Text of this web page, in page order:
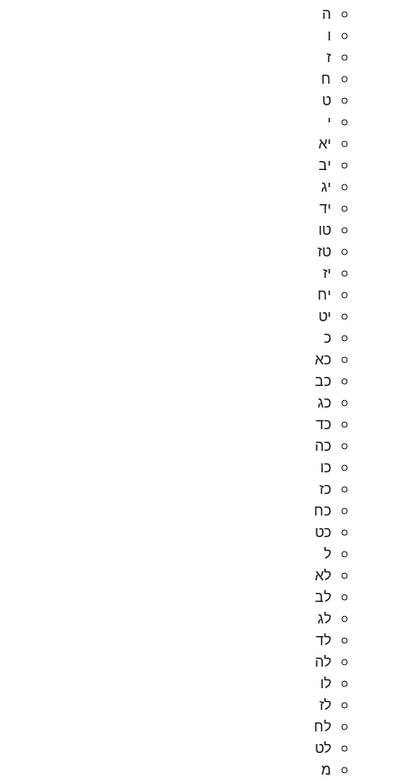
ה
ו
ז
ח
ט
י
יא
יב
יג
יד
טו
טז
יז
יח
יט
כ
כא
כב
כג
כד
כה
כו
כז
כח
כט
ל
לא
לב
לג
לד
לה
לו
לז
לח
לט
מ